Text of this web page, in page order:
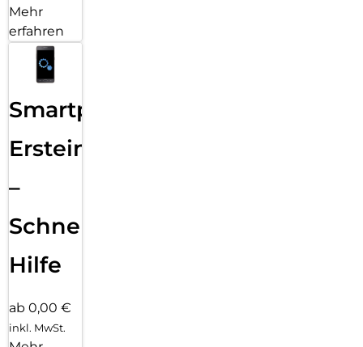
Mehr
erfahren
Smartphone
Ersteinrichtung
–
Schnelle
Hilfe
ab 0,00 €
inkl. MwSt.